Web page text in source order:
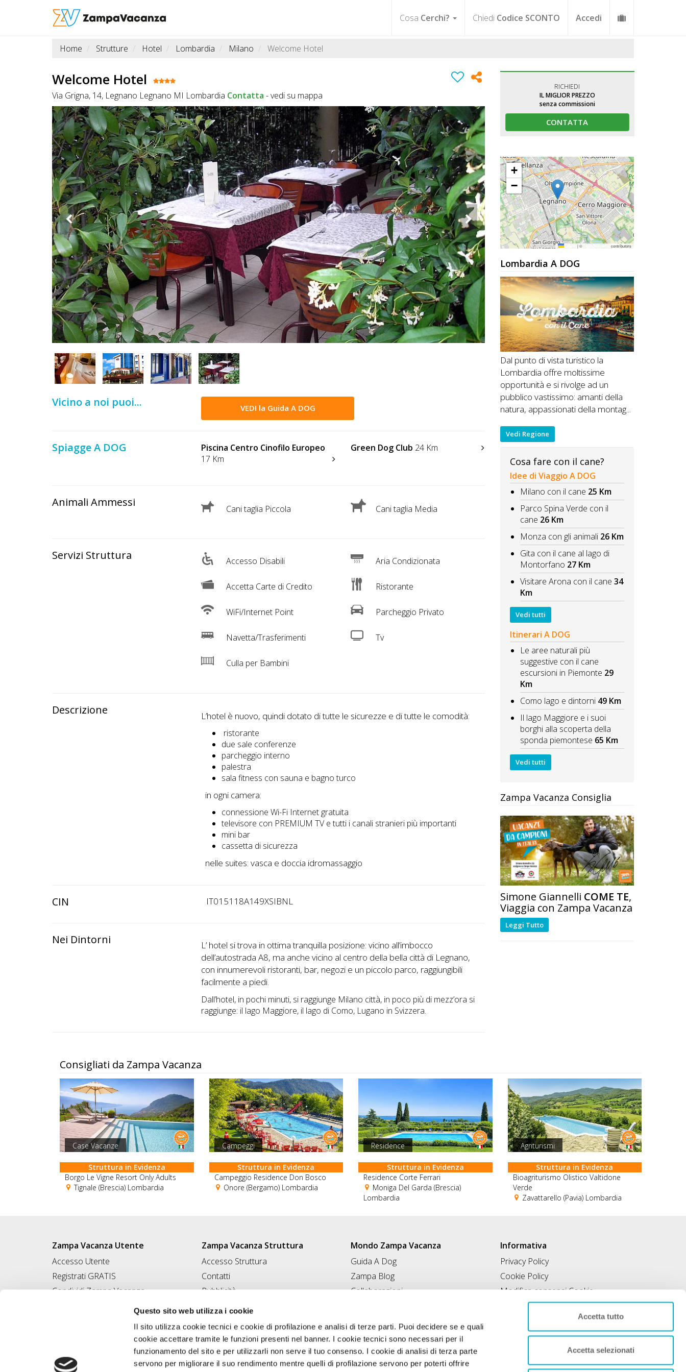
Questo sito web utilizza i cookie
Il sito utilizza cookie tecnici e cookie di profilazione e analisi di terze parti. Puoi decidere se e quali
cookie accettare tramite le funzioni presenti nel banner. I cookie tecnici sono necessari per il
funzionamento del sito e per utilizzarli non serve il tuo consenso. I cookie di analisi di terza parte
servono per migliorare il suo rendimento mentre quelli di profilazione servono per poterti offrire
Accetta tutto
Accetta selezionati
Cosa Cerchi? Chiedi Codice SCONTO Accedi
STRUTTURE
LUOGHI
OFFERTE
CHIEDI
CODICE
SCONTO
Lavora
Home Strutture Hotel Lombardia Milano Welcome Hotel
Welcome Hotel
Via Grigna, 14, Legnano Legnano MI Lombardia Contatta -vedi su mappa
Vicino a noi puoi... VEDI la Guida A DOG
Spiagge A DOG
Piscina Centro Cinofilo Europeo
17 Km
Green Dog Club 24 Km
Animali Ammessi Cani taglia Piccola Cani taglia Media
Servizi Struttura Accesso Disabili Aria Condizionata
Accetta Carte di Credito Ristorante
WiFi/Internet Point Parcheggio Privato
Navetta/Trasferimenti Tv
Culla per Bambini
Descrizione L’hotel è nuovo, quindi dotato di tutte le sicurezze e di tutte le comodità:
ristorante
due sale conferenze
parcheggio interno
palestra
sala fitness con sauna e bagno turco
in ogni camera:
connessione Wi-Fi Internet gratuita
televisore con PREMIUM TV e tutti i canali stranieri più importanti
mini bar
cassetta di sicurezza
nelle suites: vasca e doccia idromassaggio
CIN IT015118A149XSIBNL
Nei Dintorni
L’ hotel si trova in ottima tranquilla posizione: vicino all’imbocco
dell’autostrada A8, ma anche vicino al centro della bella città di Legnano,
con innumerevoli ristoranti, bar, negozi e un piccolo parco, raggiungibili
facilmente a piedi.
Dall’hotel, in pochi minuti, si raggiunge Milano città, in poco più di mezz’ora si
raggiunge: il lago Maggiore, il lago di Como, Lugano in Svizzera.
RICHIEDI
IL MIGLIOR PREZZO
senza commissioni
CONTATTA
+
−
|© OpenStreetMap contributors
Lombardia A DOG
Dal punto di vista turistico la
Lombardia offre moltissime
opportunità e si rivolge ad un
pubblico vastissimo: amanti della
natura, appassionati della montag...
Vedi Regione
Cosa fare con il cane?
Idee di Viaggio A DOG
Milano con il cane 25 Km
Parco Spina Verde con il
cane 26 Km
Monza con gli animali 26 Km
Gita con il cane al lago di
Montorfano 27 Km
Visitare Arona con il cane 34
Km
Vedi tutti
Itinerari A DOG
Le aree naturali più
suggestive con il cane
escursioni in Piemonte 29
Km
Como lago e dintorni 49 Km
Il lago Maggiore e i suoi
borghi alla scoperta della
sponda piemontese 65 Km
Vedi tutti
Zampa Vacanza Consiglia
Simone Giannelli COME TE,
Viaggia con Zampa Vacanza
Leggi Tutto
Consigliati da Zampa Vacanza
Case Vacanze
Struttura in Evidenza
Borgo Le Vigne Resort Only Adults
Tignale (Brescia) Lombardia
Campeggi
Struttura in Evidenza
Campeggio Residence Don Bosco
Onore (Bergamo) Lombardia
Residence
Struttura in Evidenza
Residence Corte Ferrari
Moniga Del Garda (Brescia)
Lombardia
Agriturismi
Struttura in Evidenza
Bioagriturismo Olistico Valtidone
Verde
Zavattarello (Pavia) Lombardia
Zampa Vacanza Utente
Accesso Utente
Registrati GRATIS
Condividi Zampa Vacanza
Campagna Contro l'Abbandono
Zampa Vacanza Struttura
Accesso Struttura
Contatti
Pubblicità
Iscrivi Struttura
Mondo Zampa Vacanza
Guida A Dog
Zampa Blog
Collaborazioni
Informativa
Privacy Policy
Cookie Policy
Modifica consensi Cookie
Condizioni di utilizzo
Contratto di inclusione